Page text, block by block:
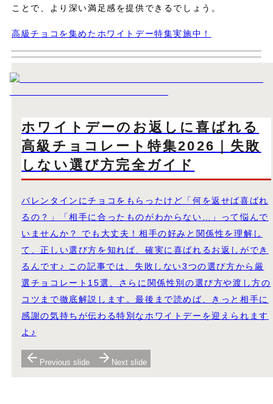
ことで、より深い満足感を提供できるでしょう。
高級チョコを集めたホワイトデー特集実施中！
ホワイトデーのお返しに喜ばれる
高級チョコレート特集2026｜失敗
しない選び方完全ガイド
バレンタインにチョコをもらったけど「何を返せば喜ばれ
るの？」「相手に合ったものがわからない…」って悩んで
いませんか？ でも大丈夫！相手の好みと関係性を理解し
て、正しい選び方を知れば、確実に喜ばれるお返しができ
るんです♪ この記事では、失敗しない3つの選び方から厳
選チョコレート15選、さらに関係性別の選び方や渡し方の
コツまで徹底解説します。最後まで読めば、きっと相手に
感謝の気持ちが伝わる特別なホワイトデーを迎えられます
よ♪
Previous slide Next slide